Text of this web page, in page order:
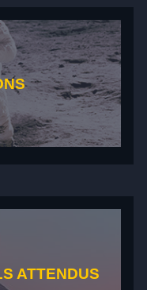
enjeux en
cadrage DG sur
ATTENDUS